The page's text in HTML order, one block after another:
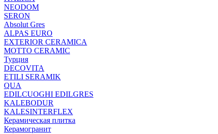
NEODOM
SERON
Absolut Gres
ALPAS EURO
EXTERIOR CERAMICA
MOTTO CERAMIC
Турция
DECOVITA
ETILI SERAMIK
QUA
EDILCUOGHI EDILGRES
KALEBODUR
KALESINTERFLEX
Керамическая плитка
Керамогранит